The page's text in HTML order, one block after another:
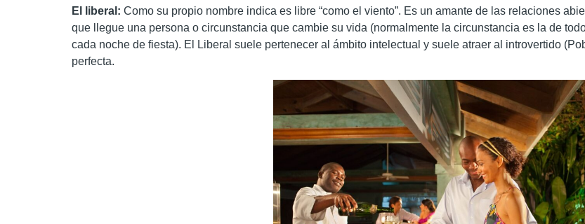
El liberal: Como su propio nombre indica es libre “como el viento”. Es un amante de las relaciones
que llegue una persona o circunstancia que cambie su vida (normalmente la circunstancia es la de
cada noche de fiesta). El Liberal suele pertenecer al ámbito intelectual y suele atraer al introvertido
perfecta.